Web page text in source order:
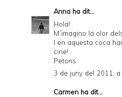
Anna ha dit...
Hola!
M´imagino la olor
I en aquesta coca
cine!
Petons
3 de juny del 2011, a
Carmen ha dit...